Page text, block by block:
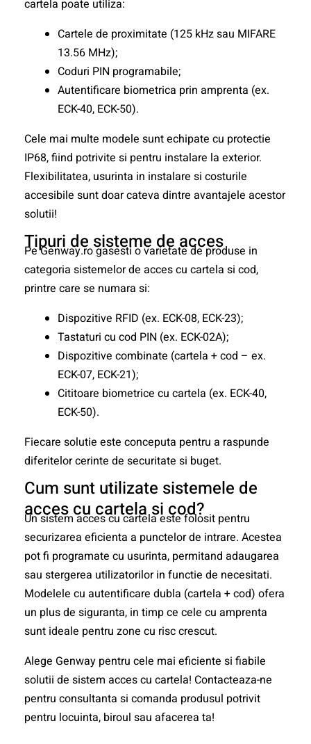
cartela poate utiliza:
Cartele de proximitate (125 kHz sau MIFARE
13.56 MHz);
Coduri PIN programabile;
Autentificare biometrica prin amprenta (ex.
ECK-40, ECK-50).
Cele mai multe modele sunt echipate cu protectie
IP68, fiind potrivite si pentru instalare la exterior.
Flexibilitatea, usurinta in instalare si costurile
accesibile sunt doar cateva dintre avantajele acestor
solutii!
Tipuri de sisteme de acces
Pe Genway.ro gasesti o varietate de produse in
categoria sistemelor de acces cu cartela si cod,
printre care se numara si:
Dispozitive RFID (ex. ECK-08, ECK-23);
Tastaturi cu cod PIN (ex. ECK-02A);
Dispozitive combinate (cartela + cod – ex.
ECK-07, ECK-21);
Cititoare biometrice cu cartela (ex. ECK-40,
ECK-50).
Fiecare solutie este conceputa pentru a raspunde
diferitelor cerinte de securitate si buget.
Cum sunt utilizate sistemele de
acces cu cartela si cod?
Un sistem acces cu cartela este folosit pentru
securizarea eficienta a punctelor de intrare. Acestea
pot fi programate cu usurinta, permitand adaugarea
sau stergerea utilizatorilor in functie de necesitati.
Modelele cu autentificare dubla (cartela + cod) ofera
un plus de siguranta, in timp ce cele cu amprenta
sunt ideale pentru zone cu risc crescut.
Alege Genway pentru cele mai eficiente si fiabile
solutii de sistem acces cu cartela! Contacteaza-ne
pentru consultanta si comanda produsul potrivit
pentru locuinta, biroul sau afacerea ta!